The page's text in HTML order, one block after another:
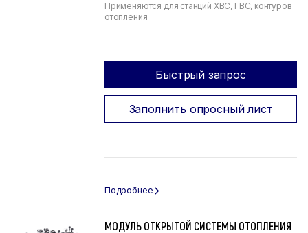
Применяются для станций ХВС, ГВС, контуров
отопления
Быстрый запрос
Заполнить опросный лист
МОДУЛЬ ОТКРЫТОЙ СИСТЕМЫ ОТОПЛЕНИЯ